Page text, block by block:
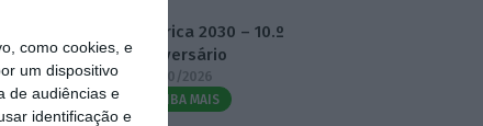
como cookies, e
um dispositivo
de audiências e
identificação e
Fábrica 2030 – 10.º
Aniversário
14/10/2026
SAIBA MAIS